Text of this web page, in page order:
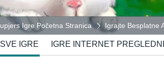
upjers Igre Početna Stranica Igrajte Besplatne
SVE IGRE IGRE INTERNET